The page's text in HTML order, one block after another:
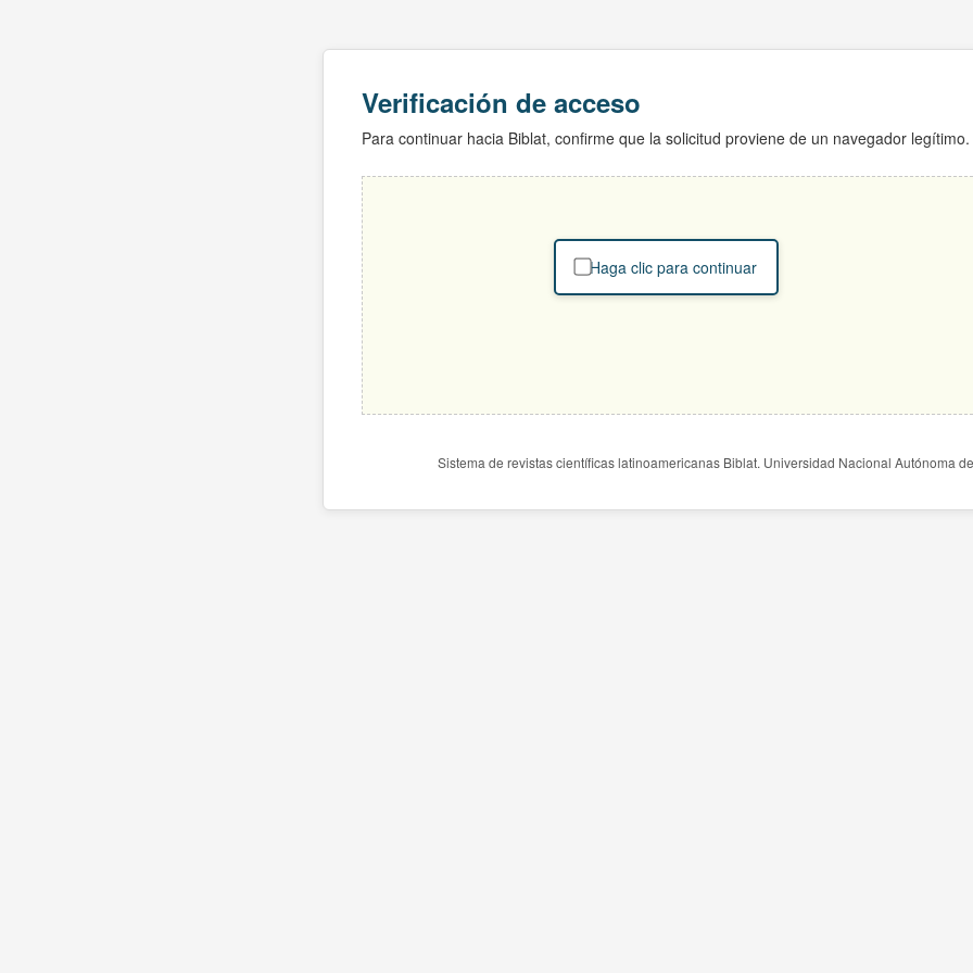
Verificación de acceso
Para continuar hacia Biblat, confirme que la solicitud proviene de un navegador legítimo.
Haga clic para continuar
Sistema de revistas científicas latinoamericanas Biblat. Universidad Nacional Autónoma